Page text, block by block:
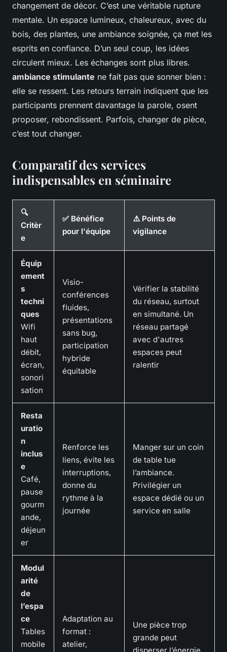
changement de décor. C’est une véritable rupture
mentale. Un espace lumineux, chaleureux, avec du
bois, des plantes, une ambiance soignée, ça met les
esprits en confiance. D’un seul coup, les idées
circulent mieux. Les échanges sont plus libres.
ambiance stimulante ne fait pas que sonner bien :
elle se ressent. Les retours terrain indiquent que les
participants prennent davantage la parole, osent
proposer, rebondissent. Parfois, changer de pièce,
c’est tout changer.
Comparatif des services
indispensables en séminaire
🔍
Critèr
e
✅ Bénéfice
pour l'équipe
⚠️ Points de
vigilance
Équip
ement
s
techni
ques
Wifi
haut
débit,
écran,
sonori
sation
Visio-
conférences
fluides,
présentations
sans bug,
participation
hybride
équitable
Vérifier la stabilité
du réseau, surtout
en simultané. Un
réseau partagé
avec d'autres
espaces peut
ralentir
Resta
uratio
n
inclus
e
Café,
pause
gourm
ande,
déjeun
er
Renforce les
liens, évite les
interruptions,
donne du
rythme à la
journée
Manger sur un coin
de table tue
l’ambiance.
Privilégier un
espace dédié ou un
service en salle
Modul
arité
de
l’espa
ce
Tables
mobile
Adaptation au
format :
atelier,
Une pièce trop
grande peut